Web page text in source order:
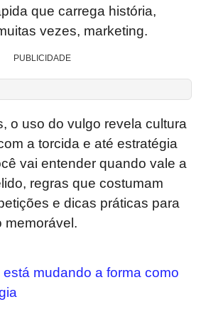
que carrega história,
vezes, marketing.
PUBLICIDADE
o uso do vulgo revela cultura
a torcida e até estratégia
vai entender quando vale a
regras que costumam
e dicas práticas para
memorável.
mudando a forma como